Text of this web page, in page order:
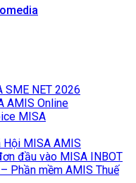
SME NET 2026
AMIS Online
MISA
Hội MISA AMIS
đầu vào MISA INBOT
Phần mềm AMIS Thuế